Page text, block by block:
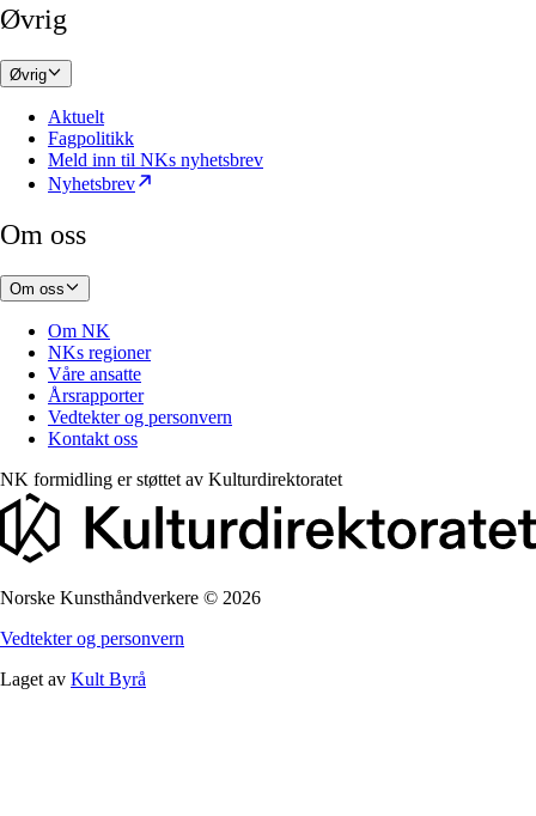
Øvrig
Øvrig
Aktuelt
Fagpolitikk
Meld inn til NKs nyhetsbrev
Nyhetsbrev
Om oss
Om oss
Om NK
NKs regioner
Våre ansatte
Årsrapporter
Vedtekter og personvern
Kontakt oss
NK formidling er støttet av Kulturdirektoratet
Norske Kunsthåndverkere © 2026
Vedtekter og personvern
Laget av Kult Byrå